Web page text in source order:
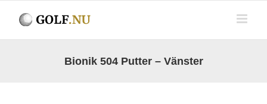
Bionik 504 Putter – Vänster